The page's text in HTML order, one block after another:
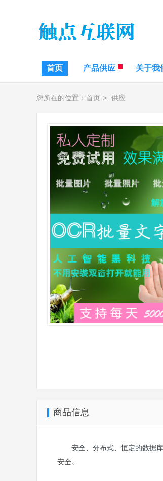
首页 产品供应 关于我
您所在的位置： 首页 > 供应
商品信息
安全、分布式、恒定的数据
安全。